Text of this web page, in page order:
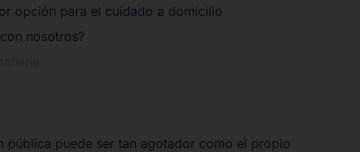
opción para el cuidado a domicilio
nosotros?
pública puede ser tan agotador como el propio